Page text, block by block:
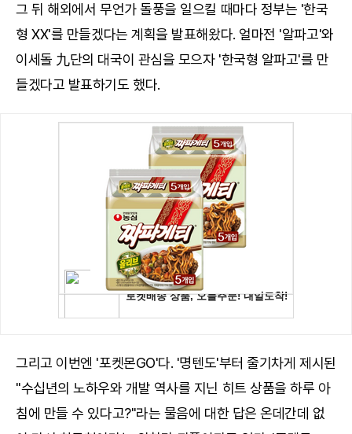
그 뒤 해외에서 무언가 돌풍을 일으킬 때마다 정부는 '한국
형 XX'를 만들겠다는 계획을 발표해왔다. 얼마전 '알파고'와
이세돌 九단의 대국이 관심을 모으자 '한국형 알파고'를 만
들겠다고 발표하기도 했다.
그리고 이번엔 '포켓몬GO'다. '명텐도'부터 줄기차게 제시된
"수십년의 노하우와 개발 역사를 지닌 히트 상품을 하루 아
침에 만들 수 있다고?"라는 물음에 대한 답은 온데간데 없